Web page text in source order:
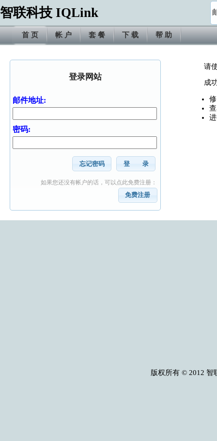
智联科技 IQLink
首 页 帐 户 套 餐 下 载 帮 助
登录网站
邮件地址:
密码:
忘记密码 登 录
如果您还没有帐户的话，可以点此免费注册：
免费注册
请
成
版权所有 © 2012